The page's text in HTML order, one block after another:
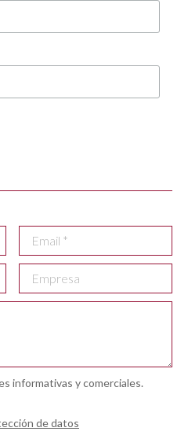
informativas y comerciales.
de datos